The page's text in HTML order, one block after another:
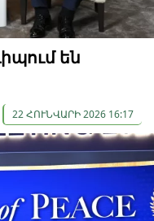
են
22 ՀՈՒՆՎԱՐԻ 2026 16:17